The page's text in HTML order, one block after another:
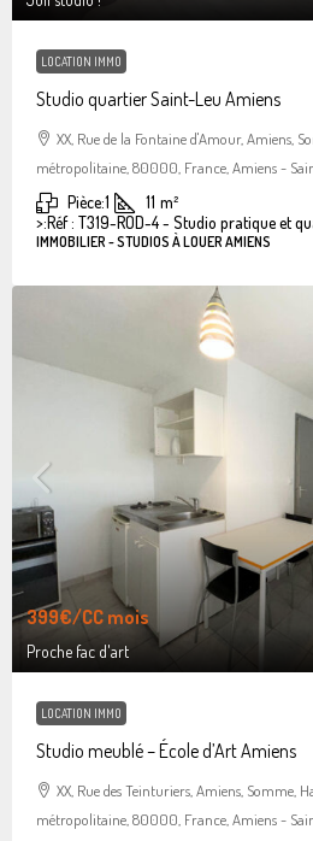
LOCATION IMMO
Studio quartier Saint-Leu Amiens
XX, Rue de la Fontaine d'Amour, Amiens,
métropolitaine, 80000, France, Amiens -
Pièce:1 11 m²
>:Réf : T319-ROD-4 - Studio pratique et
IMMOBILIER - STUDIOS À LOUER AMIENS
399€/CC mois
Proche fac d'art
LOCATION IMMO
Studio meublé – École d’Art Amiens
XX, Rue des Teinturiers, Amiens, Somme,
métropolitaine, 80000, France, Amiens -